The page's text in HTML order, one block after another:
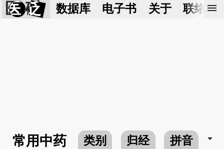
医 砭 数据库 电子书 关于 联络我
menu
常用中药 类别 归经 拼音 arrow_drop_down